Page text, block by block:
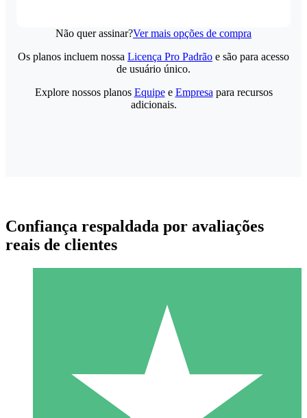
Não quer assinar?Ver mais opções de compra
Pacotes de Créditos Individuais
Pague conforme o uso com créditos de download. Sem
Os planos incluem nossa Licença Pro Padrão e são para acesso
de usuário único.
Explore nossos planos Equipee Empresa para recursos
adicionais.
Confiança respaldada por avaliações
reais de clientes